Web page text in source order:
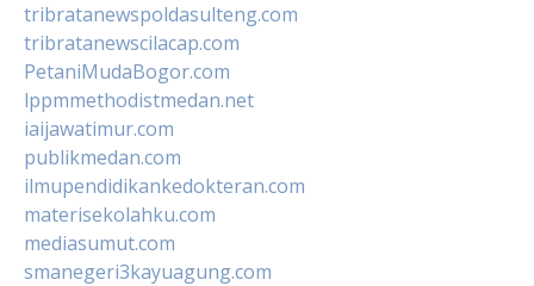
tribratanewspoldasulteng.com
tribratanewscilacap.com
PetaniMudaBogor.com
lppmmethodistmedan.net
iaijawatimur.com
publikmedan.com
ilmupendidikankedokteran.com
materisekolahku.com
mediasumut.com
smanegeri3kayuagung.com